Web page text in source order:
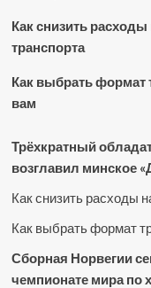
Как снизить
транспорта
Как выбрать формат
вам
Трёхкратный
возглавил минское
Как снизить расходы
Как выбрать формат
Сборная Норвегии
чемпионате мира по